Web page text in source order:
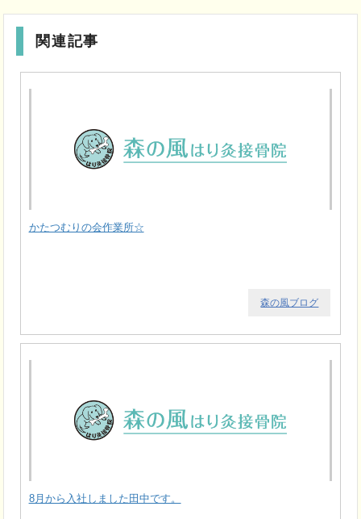
関連記事
かたつむりの会作業所☆
森の風ブログ
8月から入社しました田中です。